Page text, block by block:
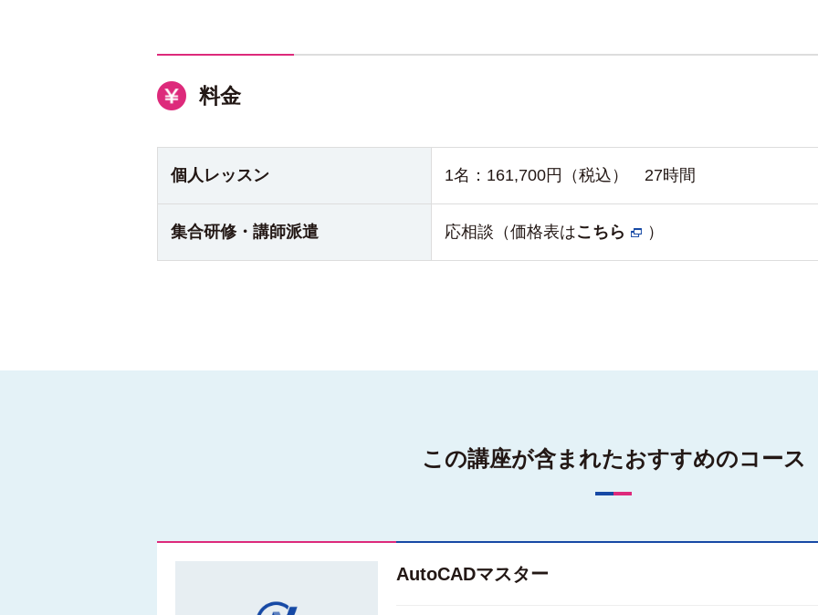
料金
個人レッスン 1名： 161,700円（税込） 27時間
集合研修・ 講師派遣 応相談（価格表はこちら ）
この講座が含まれたおすすめのコース
AutoCADマスター